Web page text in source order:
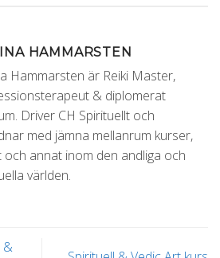
HAMMARSTEN
Hammarsten är Reiki Master,
& diplomerat
Driver CH Spirituellt och
med jämna mellanrum kurser,
och annat inom den andliga och
världen.
&